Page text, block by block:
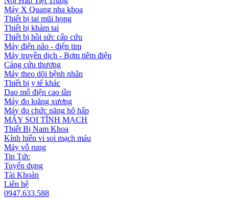
Máy X Quang nha khoa
Thiết bị tai mũi họng
Thiết bị khám tai
Thiết bị hồi sức cấp cứu
Máy điện não - điện tim
Máy truyền dịch - Bơm tiêm điện
Cáng cứu thương
Máy theo dõi bệnh nhân
Thiết bị y tế khác
Dao mổ điện cao tần
Máy đo loãng xương
Máy đo chức năng hô hấp
MÁY SOI TĨNH MẠCH
Thiết Bị Nam Khoa
Kính hiển vi soi mạch máu
Máy vỗ rung
Tin Tức
Tuyển dụng
Tài Khoản
Liên hệ
0947.633.588